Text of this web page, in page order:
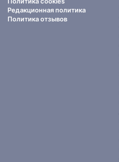
Редакционная политика
Политика отзывов